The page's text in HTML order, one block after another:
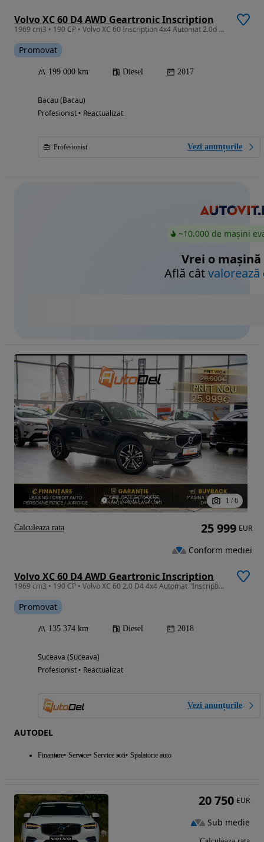
Volvo XC 60 D4 AWD Geartronic Inscription
1969 cm3 • 190 CP • Volvo XC 60 Inscripțion 4x4 Automat 2.0d 190 cp 2018 Euro 6 Full
Promovat
199 000 km Diesel 2017
Bacau (Bacau)
Profesionist • Reactualizat
Profesionist Vezi anunțurile
~10.000 de mașini
Vrei o mașină
Află câtvalorează
1 / 6
Volvo XC 60 D4 AWD Geartronic Inscription
1969 cm3 • 190 CP • Volvo XC 60 2.0 D4 4x4 Automat "Inscription" / LED / Keyless
Promovat
135 374 km Diesel 2018
Suceava (Suceava)
Profesionist • Reactualizat
Vezi anunțurile
AUTODEL
Finantare Service Service roti Spalatorie auto
25 999 EUR
Conform mediei
Calculeaza rata
20 750 EUR
Sub medie